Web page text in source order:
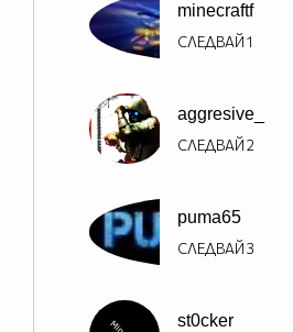
minecraftf
СЛЕДВАЙ1
aggresive_
СЛЕДВАЙ2
puma65
СЛЕДВАЙ3
st0cker